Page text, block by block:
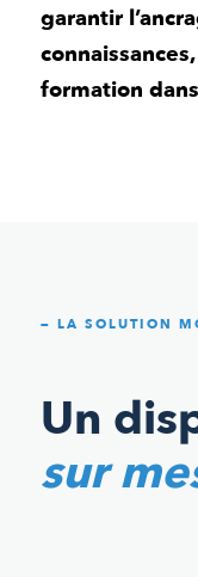
garantir
formation
— LA SOLUTION
Un
sur